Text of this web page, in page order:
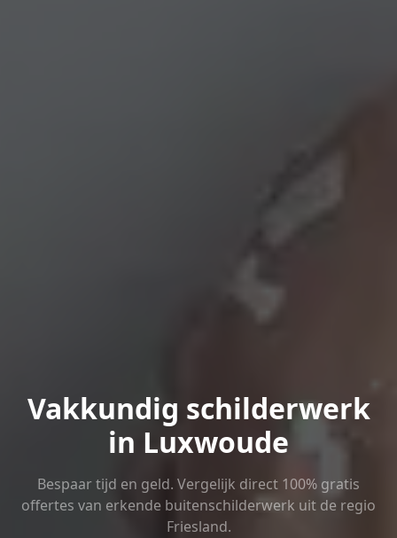
Vakkundig schilderwerk
in Luxwoude
Bespaar tijd en geld. Vergelijk direct 100% gratis
offertes van erkende buitenschilderwerk uit de regio
Friesland.